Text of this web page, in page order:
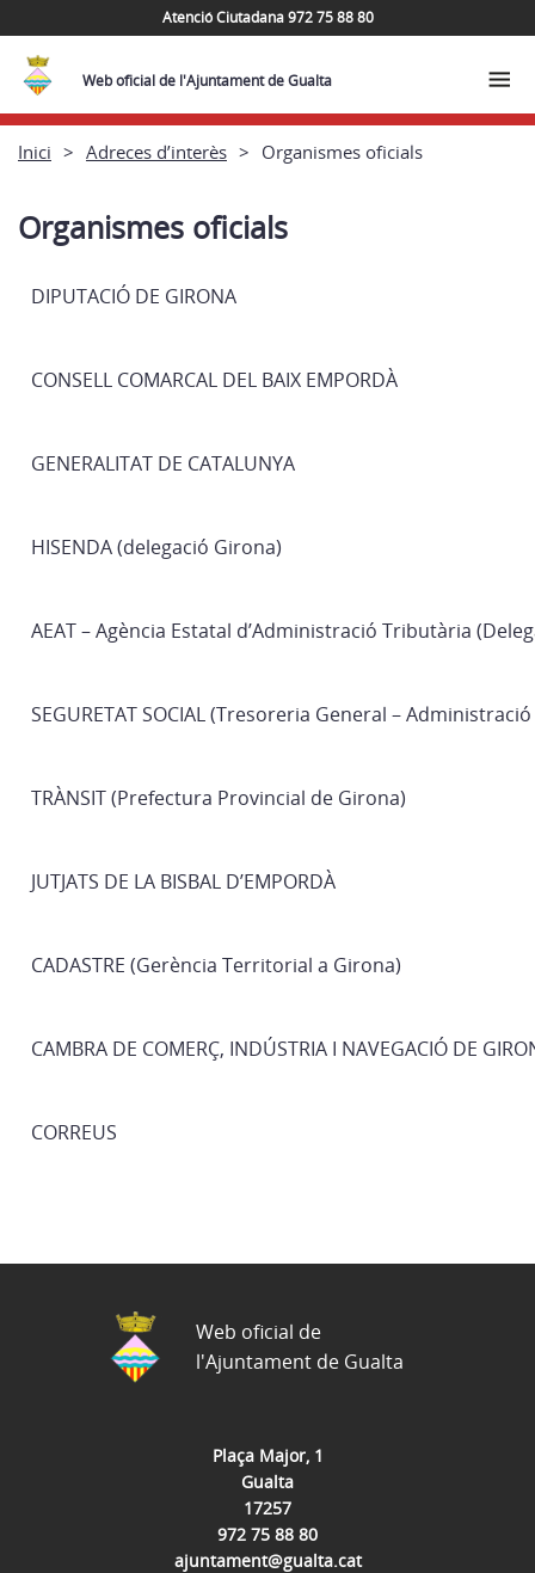
Atenció Ciutadana 972 75 88 80
Web oficial de l'Ajuntament de Gualta
Inici Adreces d’interès Organismes oficials
Organismes oficials
DIPUTACIÓ DE GIRONA
CONSELL COMARCAL DEL BAIX EMPORDÀ
GENERALITAT DE CATALUNYA
HISENDA (delegació Girona)
AEAT – Agència Estatal d’Administració Tributària
SEGURETAT SOCIAL (Tresoreria General –
TRÀNSIT (Prefectura Provincial de Girona)
JUTJATS DE LA BISBAL D’EMPORDÀ
CADASTRE (Gerència Territorial a Girona)
CAMBRA DE COMERÇ, INDÚSTRIA I NAVEGACIÓ DE
CORREUS
Plaça Major, 1
Gualta
17257
972 75 88 80
ajuntament@gualta.cat
Web oficial de
l'Ajuntament de Gualta